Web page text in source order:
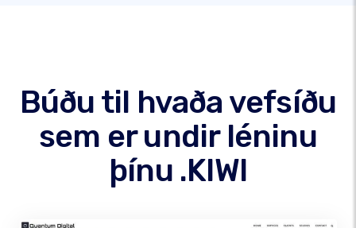
Búðu til hvaða vefsíðu
sem er undir léninu
þínu .KIWI